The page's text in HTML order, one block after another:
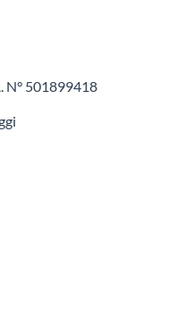
N° 501899418